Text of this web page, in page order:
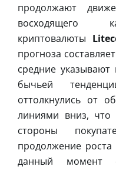
продолжают
восходящего
криптовалюты
прогноза
средние
бычьей
оттолкнулись от
линиями вниз, что
стороны
продолжение
данный момент